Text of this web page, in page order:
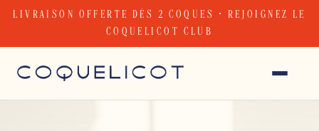
Skip
LIVRAISON OFFERTE DÈS 2 COQUES · REJOIGNEZ LE
COQUELICOT CLUB